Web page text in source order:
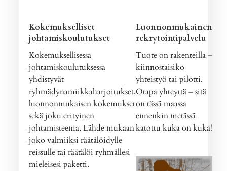
Kokemukselliset
johtamiskoulutukset
Kokemuksellisessa
johtamiskoulutuksessa
yhdistyvät
ryhmädynamiikkaharjoitukset,
luonnonmukaisen kokemukset
sekä joku erityinen
johtamisteema. Lähde mukaan
joko valmiiksi räätälöidylle
reissulle tai räätälöi ryhmällesi
mieleisesi paketti.
Luonnonmukainen
rekrytointipalvelu
Tuote on rakenteilla –
kiinnostaisiko
yhteistyö tai pilotti.
Otapa yhteyttä – sitä
on tässä maassa
ennenkin metässä
katottu kuka on kuka!